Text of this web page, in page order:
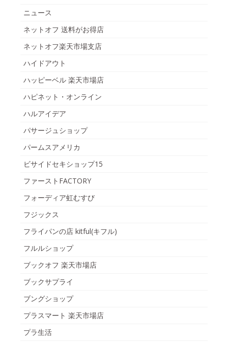
ニュース
ネットオフ 送料がお得店
ネットオフ楽天市場支店
ハイドアウト
ハッピーベル 楽天市場店
ハピネット・オンライン
ハルアイデア
パサージュショップ
パームスアメリカ
ビサイドセキショップ15
ファーストFACTORY
フォーディア虹むすび
フジックス
フライパンの店 kitful(キフル)
フルルショップ
ブックオフ 楽天市場店
ブックサプライ
ブングショップ
プラスマート 楽天市場店
プラ生活